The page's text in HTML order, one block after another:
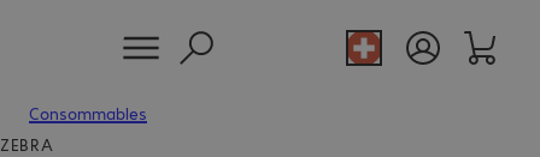
Consommables
ZEBRA